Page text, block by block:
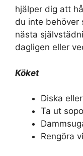
hjälper dig att
du inte behöver
nästa
dagligen eller
Köket
Diska
Ta ut
Rengöra